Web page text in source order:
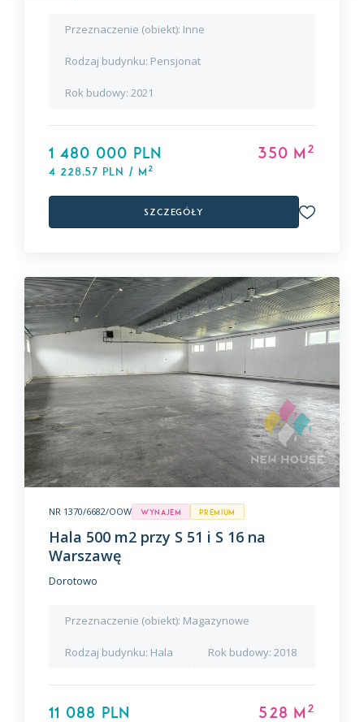
Przeznaczenie (obiekt): Inne
Rodzaj budynku: Pensjonat
Rok budowy: 2021
1 480 000 PLN
4 228,57 PLN / m2
350 m2
Szczegóły
NR 1370/6682/OOW Wynajem premium
Hala 500 m2 przy S 51 i S 16 na
Warszawę
Dorotowo
Przeznaczenie (obiekt): Magazynowe
Rodzaj budynku: Hala Rok budowy: 2018
11 088 PLN 528 m 2